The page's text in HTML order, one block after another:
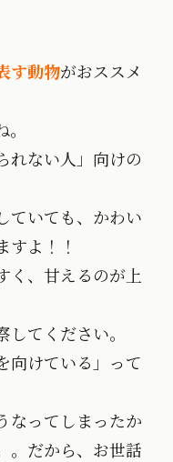
す動物がおススメ
れない人」向けの
ていても、かわい
すよ！！
く、甘えるのが上
てください。
向けている」って
なってしまったか
。だから、お世話